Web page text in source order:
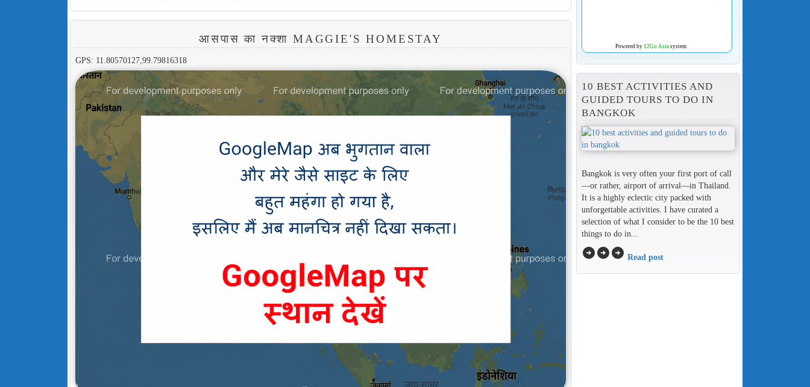
आसपास का नक्शा MAGGIE'S HOMESTAY
GPS: 11.80570127,99.79816318
Powered by 12Go Asiasystem
10 BEST ACTIVITIES AND
GUIDED TOURS TO DO IN
BANGKOK
Bangkok is very often your first port of call
—or rather, airport of arrival—in Thailand.
It is a highly eclectic city packed with
unforgettable activities. I have curated a
selection of what I consider to be the 10 best
things to do in...
arrow_circle_rightarrow_circle_rightarrow_circle_right Read post